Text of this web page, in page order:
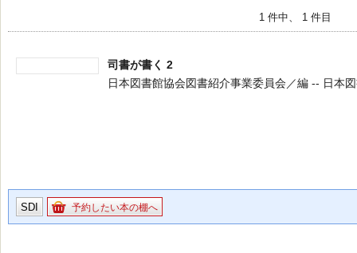
1 件中、 1 件目
司書が書く 2
日本図書館協会図書紹介事業委員会／編 -- 日本
SDI 予約したい本の棚へ